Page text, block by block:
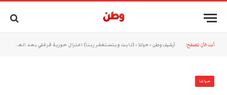
أنت الآن تتصفح: أرشيف وطن »حياتنا »(تابت وبتستغفر ربنا) اعتزال حورية فرغلي بعد العمليات التي أجرتها والآلام المبرحة يثير ضجة!
حياتنا